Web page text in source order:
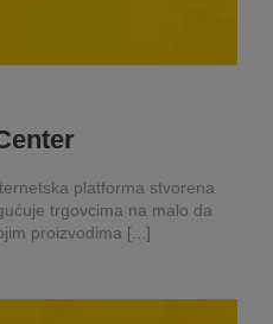
platforma stvorena
trgovcima na malo da
proizvodima [...]